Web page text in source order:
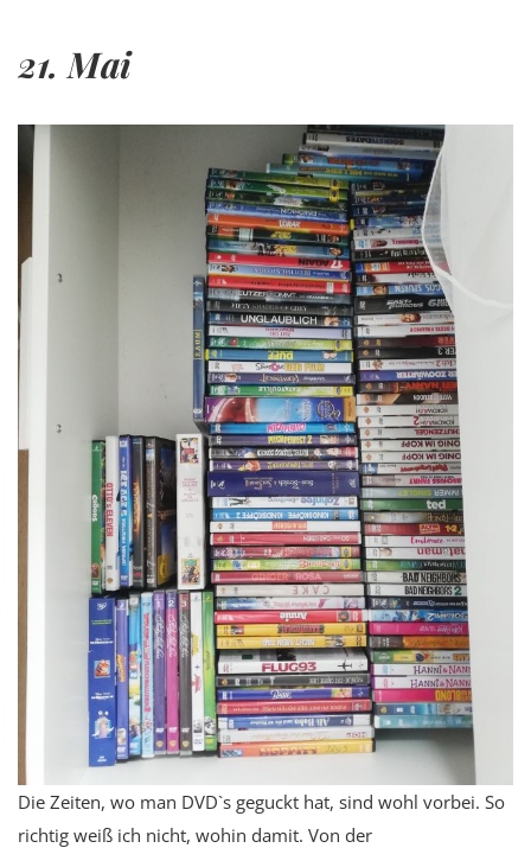
21. Mai
Die Zeiten, wo man DVD`s geguckt hat, sind wohl vorbei. So
richtig weiß ich nicht, wohin damit. Von der